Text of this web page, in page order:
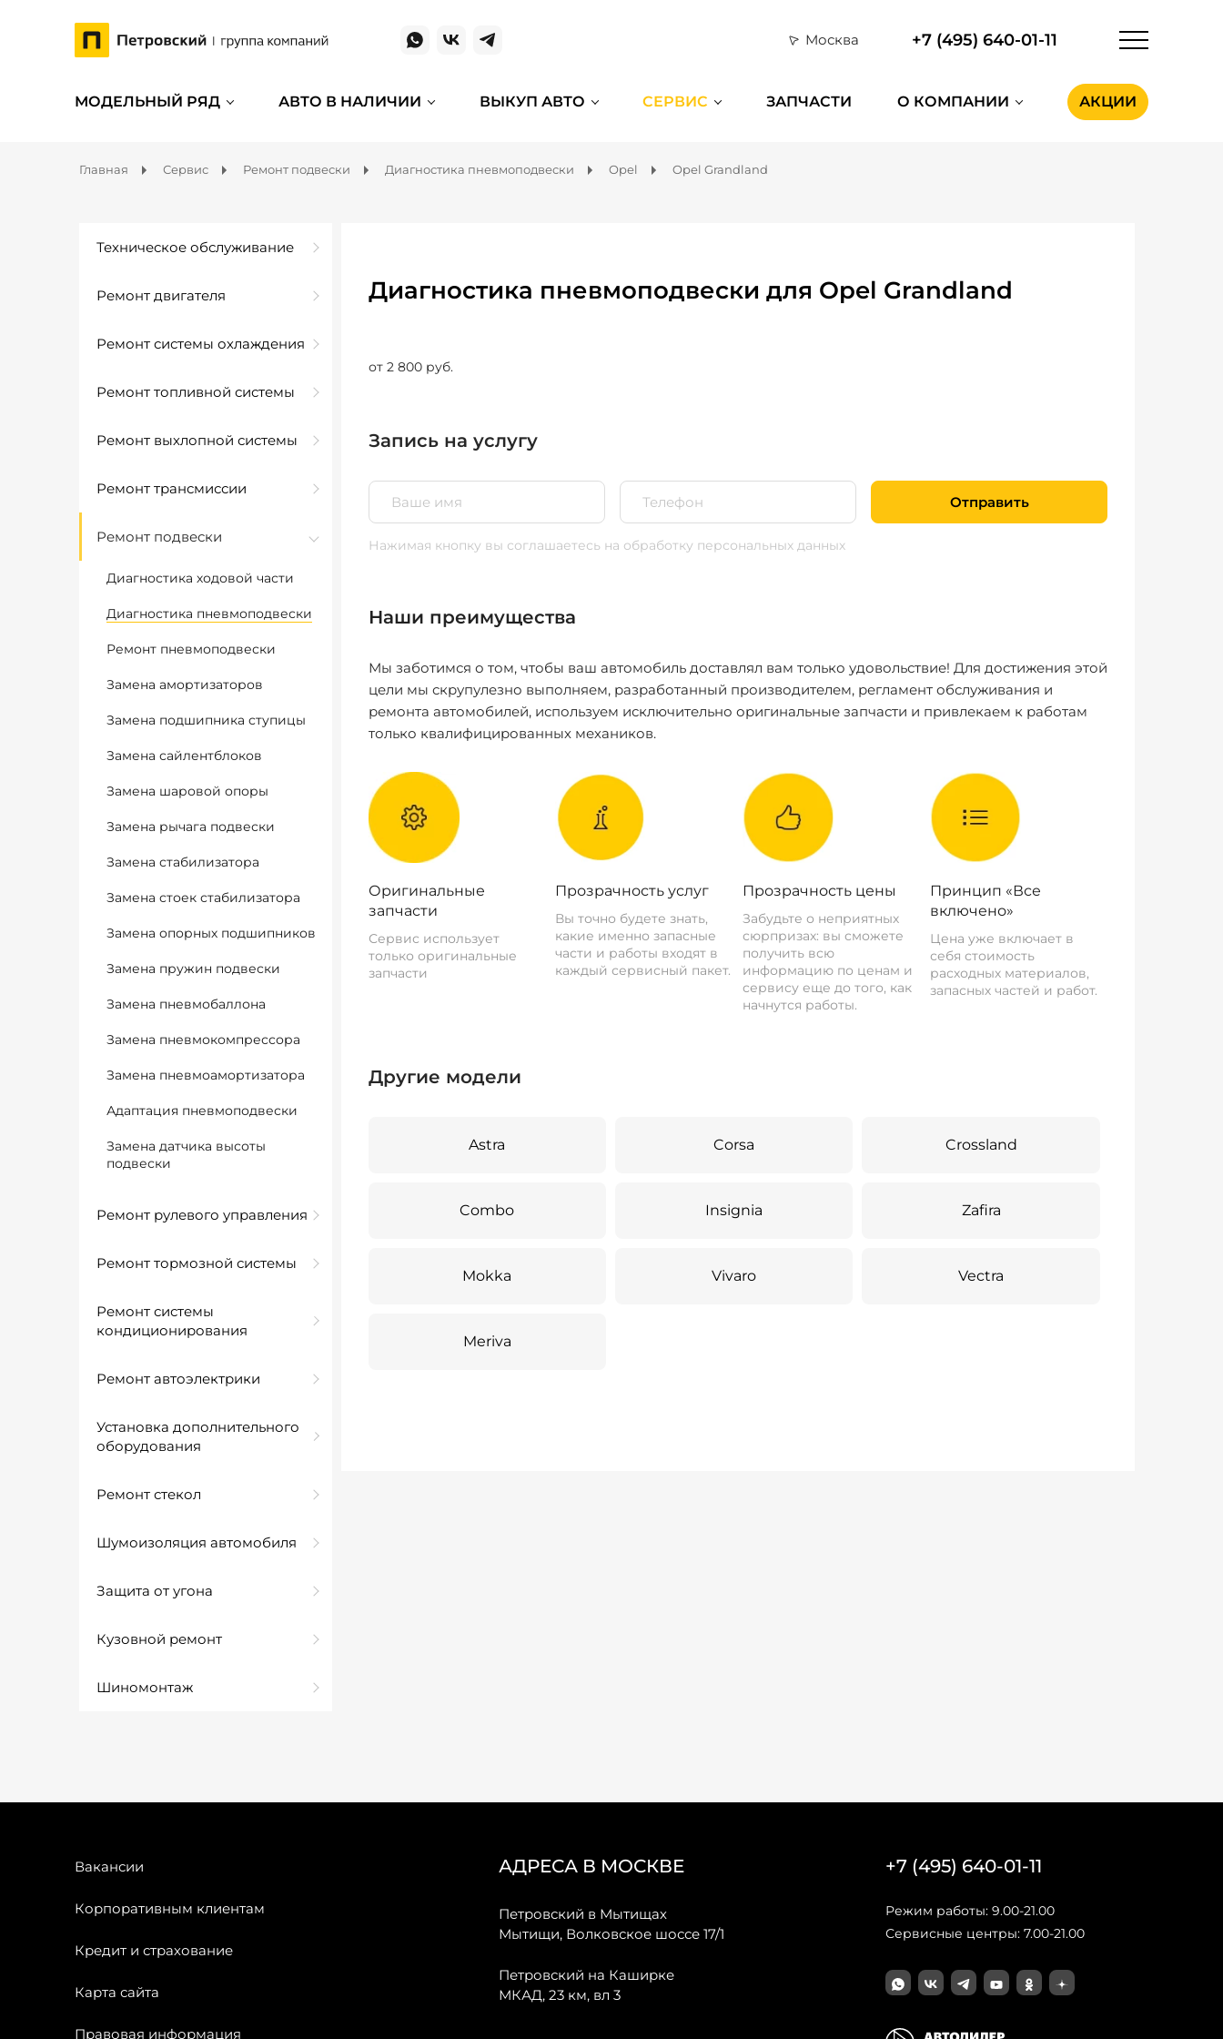
Москва +7 (495) 640-01-11
МОДЕЛЬНЫЙ РЯД АВТО В НАЛИЧИИ ВЫКУП АВТО СЕРВИС ЗАПЧАСТИ О КОМПАНИИ АКЦИИ
Главная Сервис Ремонт подвески Диагностика пневмоподвески Opel Opel Grandland
Техническое обслуживание
Ремонт двигателя
Ремонт системы охлаждения
Ремонт топливной системы
Ремонт выхлопной системы
Ремонт трансмиссии
Ремонт подвески
Диагностика ходовой части
Диагностика пневмоподвески
Ремонт пневмоподвески
Замена амортизаторов
Замена подшипника ступицы
Замена сайлентблоков
Замена шаровой опоры
Замена рычага подвески
Замена стабилизатора
Замена стоек стабилизатора
Замена опорных подшипников
Замена пружин подвески
Замена пневмобаллона
Замена пневмокомпрессора
Замена пневмоамортизатора
Адаптация пневмоподвески
Замена датчика высоты
подвески
Ремонт рулевого управления
Ремонт тормозной системы
Ремонт системы
кондиционирования
Ремонт автоэлектрики
Установка дополнительного
оборудования
Ремонт стекол
Шумоизоляция автомобиля
Защита от угона
Кузовной ремонт
Шиномонтаж
Диагностика пневмоподвески для Opel Grandland
от 2 800 руб.
Запись на услугу
Отправить
Нажимая кнопку вы соглашаетесь на обработку персональных данных
Наши преимущества
Мы заботимся о том, чтобы ваш автомобиль доставлял вам только удовольствие! Для достижения этой
цели мы скрупулезно выполняем, разработанный производителем, регламент обслуживания и
ремонта автомобилей, используем исключительно оригинальные запчасти и привлекаем к работам
только квалифицированных механиков.
Оригинальные
запчасти
Сервис использует
только оригинальные
запчасти
Прозрачность услуг
Вы точно будете знать,
какие именно запасные
части и работы входят в
каждый сервисный пакет.
Прозрачность цены
Забудьте о неприятных
сюрпризах: вы сможете
получить всю
информацию по ценам и
сервису еще до того, как
начнутся работы.
Принцип «Все
включено»
Цена уже включает в
себя стоимость
расходных материалов,
запасных частей и работ.
Другие модели
Astra Corsa Crossland
Combo Insignia Zafira
Mokka Vivaro Vectra
Meriva
Вакансии
Корпоративным клиентам
Кредит и страхование
Карта сайта
Правовая информация
АДРЕСА В МОСКВЕ
Петровский в Мытищах
Мытищи, Волковское шоссе 17/1
Петровский на Каширке
МКАД, 23 км, вл 3
+7 (495) 640-01-11
Режим работы: 9.00-21.00
Сервисные центры: 7.00-21.00